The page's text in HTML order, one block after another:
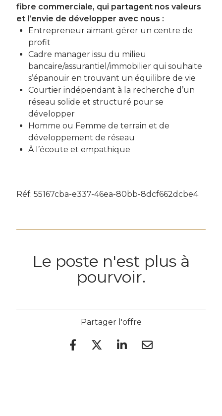
fibre commerciale, qui partagent nos valeurs
et l’envie de développer avec nous :
Entrepreneur aimant gérer un centre de
profit
Cadre manager issu du milieu
bancaire/assurantiel/immobilier qui souhaite
s’épanouir en trouvant un équilibre de vie
Courtier indépendant à la recherche d’un
réseau solide et structuré pour se
développer
Homme ou Femme de terrain et de
développement de réseau
À l’écoute et empathique
Réf: 55167cba-e337-46ea-80bb-8dcf662dcbe4
Le poste n'est plus à
pourvoir.
Partager l'offre